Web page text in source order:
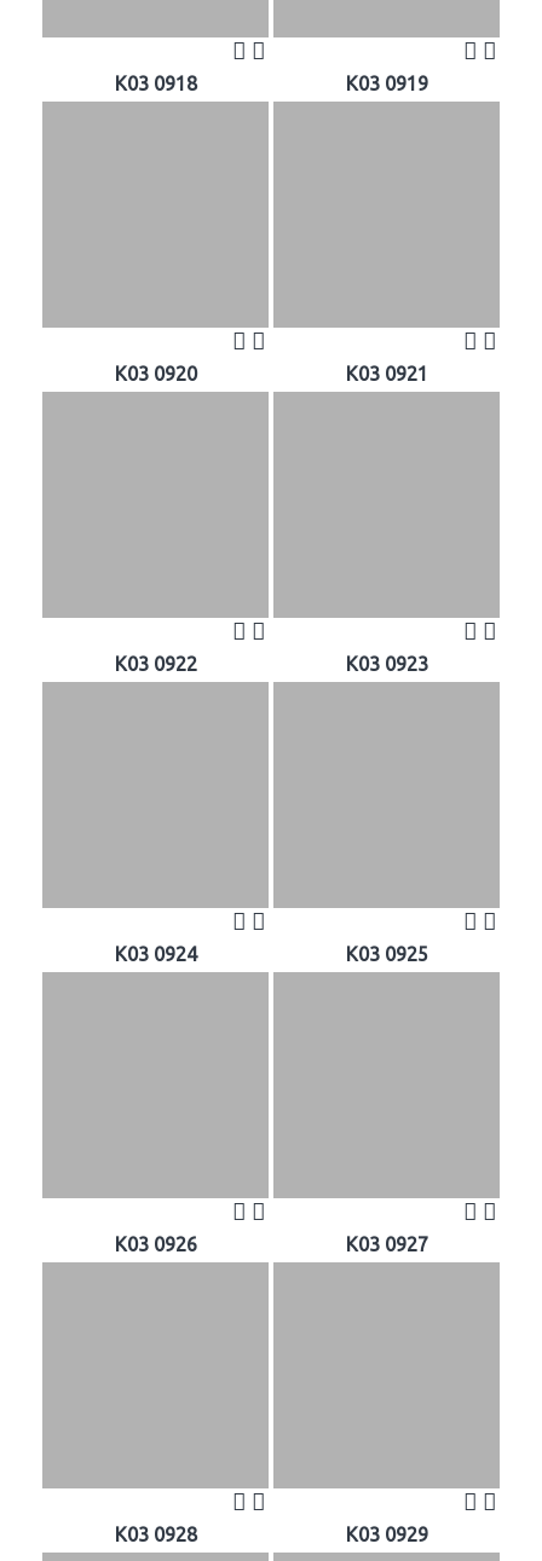
K03 0918 K03 0919
K03 0920 K03 0921
K03 0922 K03 0923
K03 0924 K03 0925
K03 0926 K03 0927
K03 0928 K03 0929